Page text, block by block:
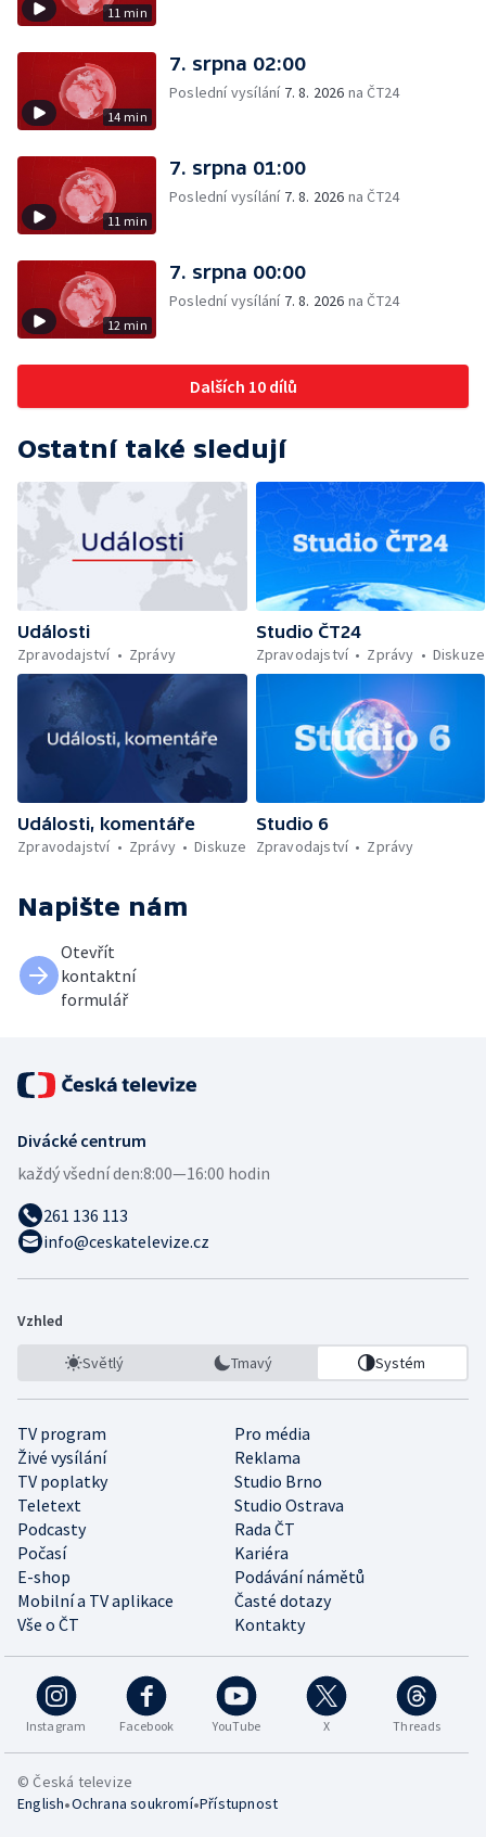
11 min
14 min
7. srpna 02:00
Poslední vysílání 7. 8. 2026 na ČT24
11 min
7. srpna 01:00
Poslední vysílání 7. 8. 2026 na ČT24
12 min
7. srpna 00:00
Poslední vysílání 7. 8. 2026 na ČT24
Dalších 10 dílů
Ostatní také sledují
Události
Zpravodajství
Zprávy
Studio ČT24
Zpravodajství
Zprávy Diskuze
Události, komentáře
Zpravodajství
Zprávy Diskuze
Studio 6
Zpravodajství
Zprávy
Napište nám
Otevřít
kontaktní
formulář
Divácké centrum
každý všední den:8:00—16:00 hodin
261 136 113
info@ceskatelevize.cz
Vzhled
Světlý Tmavý Systém
TV program
Pro média
Živé vysílání
Reklama
TV poplatky
Studio Brno
Teletext
Studio Ostrava
Podcasty
Rada ČT
Počasí
Kariéra
E-shop
Podávání námětů
Mobilní a TV aplikace
Časté dotazy
Vše o ČT
Kontakty
Instagram Facebook YouTube X Threads
© Česká televize
English•Ochrana soukromí•Přístupnost